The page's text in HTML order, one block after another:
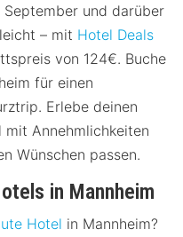
und darüber
– mit Hotel Deals
von 124€. Buche
für einen
Erlebe deinen
Annehmlichkeiten
Wünschen passen.
in Mannheim
Hotel in Mannheim?